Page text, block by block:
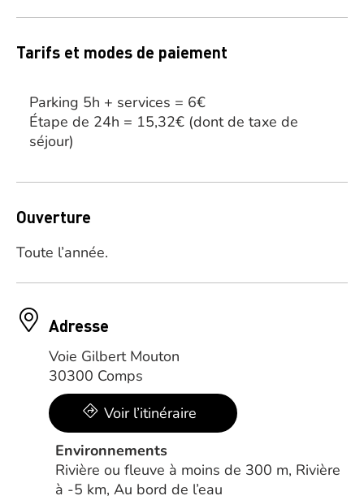
Tarifs et modes de paiement
Parking 5h + services = 6€
Étape de 24h = 15,32€ (dont de taxe de
séjour)
Ouverture
Toute l’année.
Adresse
Voie Gilbert Mouton
30300 Comps
Voir l’itinéraire
Environnements
Rivière ou fleuve à moins de 300 m, Rivière
à -5 km, Au bord de l’eau